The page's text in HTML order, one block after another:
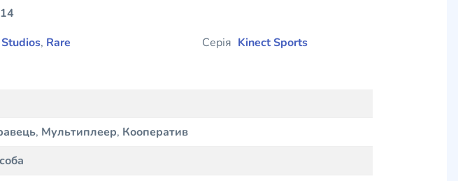
, Rare Серія Kinect Sports
, Мультиплеер, Кооператив